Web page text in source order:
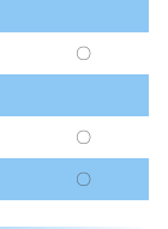
〇
〇
〇